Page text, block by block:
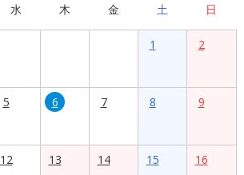
水 木 金 土 日
1 2
5 6 7 8 9
12
13
14
15
16